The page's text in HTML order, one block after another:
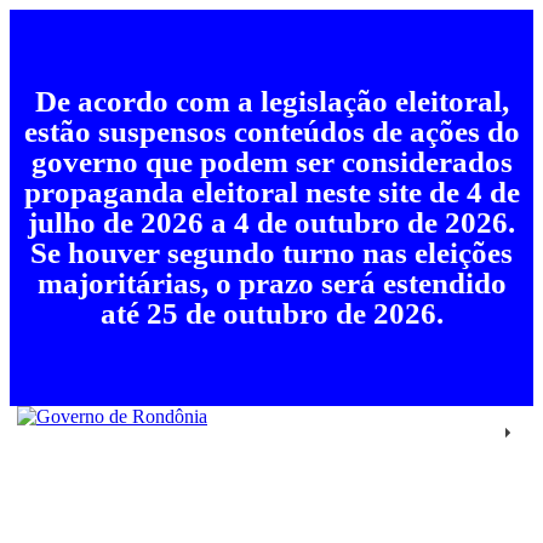
De acordo com a legislação eleitoral,
estão suspensos conteúdos de ações do
governo que podem ser considerados
propaganda eleitoral neste site de 4 de
julho de 2026 a 4 de outubro de 2026.
Se houver segundo turno nas eleições
majoritárias, o prazo será estendido
até 25 de outubro de 2026.